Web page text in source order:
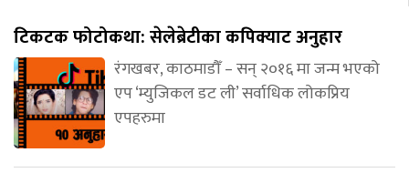
टिकटक फोटोकथा: सेलेब्रेटीका कपिक्याट अनुहार
रंगखबर, काठमाडौँ – सन् २०१६ मा जन्म भएको
एप ‘म्युजिकल डट ली’ सर्वाधिक लोकप्रिय
एपहरुमा